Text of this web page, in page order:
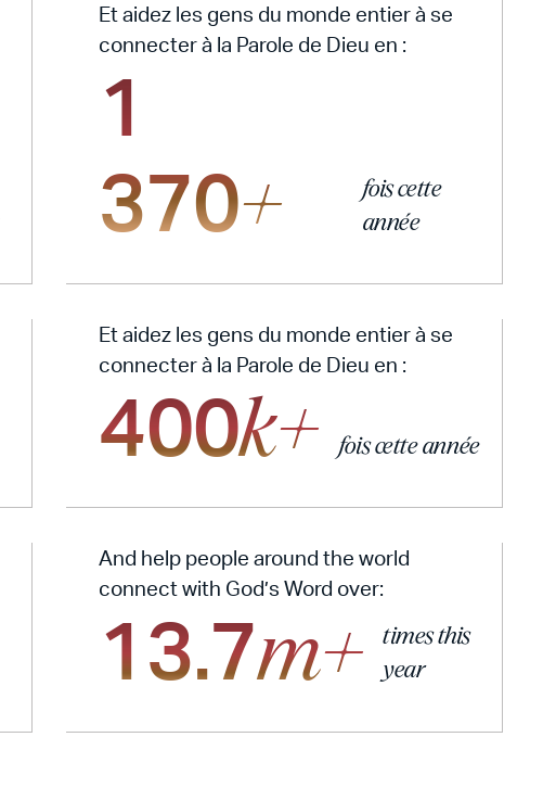
Et aidez les gens du monde entier à se
connecter à la Parole de Dieu en :
1
370+
fois cette
année
Et aidez les gens du monde entier à se
connecter à la Parole de Dieu en :
400k+ fois cette année
And help people around the world
connect with God’s Word over:
13.7m+
times this
year